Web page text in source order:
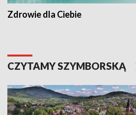
Zdrowie dla Ciebie
CZYTAMY SZYMBORSKĄ